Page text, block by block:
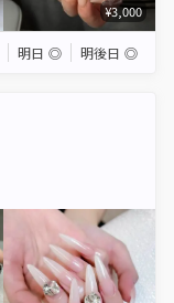
¥3,000
明日 ◎ 明後日 ◎